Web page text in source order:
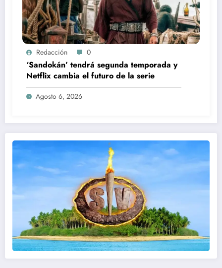
Redacción 0
‘Sandokán’ tendrá segunda temporada y
Netflix cambia el futuro de la serie
Agosto 6, 2026